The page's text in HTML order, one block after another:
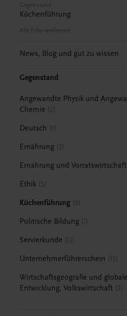
Gegenstand
Küchenführung
Alle Filter entfernen
News, Blog und gut zu wissen
Gegenstand
Angewandte Physik und
Chemie
2
Deutsch 1
Ernährung 3
Ernährung und Vorratswirtschaft
Ethik 5
Küchenführung 9
Politische Bildung 1
Servierkunde 12
Unternehmerführerschein 15
Wirtschaftsgeografie und globale
Entwicklung, Volkswirtschaft 2